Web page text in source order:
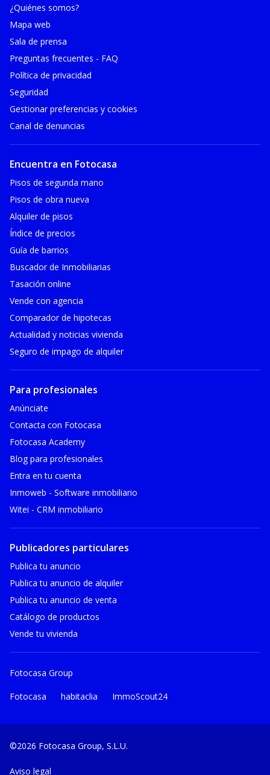
¿Quiénes somos?
Mapa web
Sala de prensa
Preguntas frecuentes - FAQ
Política de privacidad
Seguridad
Gestionar preferencias y cookies
Canal de denuncias
Encuentra en Fotocasa
Pisos de segunda mano
Pisos de obra nueva
Alquiler de pisos
Índice de precios
Guía de barrios
Buscador de Inmobiliarias
Tasación online
Vende con agencia
Comparador de hipotecas
Actualidad y noticias vivienda
Seguro de impago de alquiler
Para profesionales
Anúnciate
Contacta con Fotocasa
Fotocasa Academy
Blog para profesionales
Entra en tu cuenta
Inmoweb - Software inmobiliario
Witei - CRM inmobiliario
Publicadores particulares
Publica tu anuncio
Publica tu anuncio de alquiler
Publica tu anuncio de venta
Catálogo de productos
Vende tu vivienda
Fotocasa Group
Fotocasa habitaclia ImmoScout24
©2026 Fotocasa Group, S.L.U.
Aviso legal